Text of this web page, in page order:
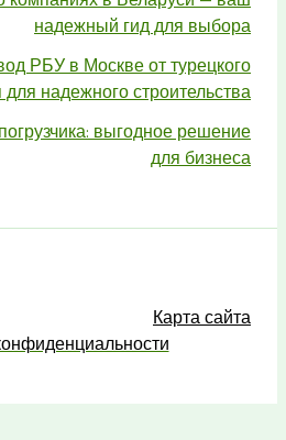
надежный гид для выбора
РБУ в Москве от турецкого
для надежного строительства
выгодное решение
для бизнеса
Карта сайта